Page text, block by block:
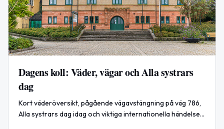
Dagens koll: Väder, vägar och Alla systrars
dag
Kort väderöversikt, pågående vägavstängning på väg 786,
Alla systrars dag idag och viktiga internationella händelser